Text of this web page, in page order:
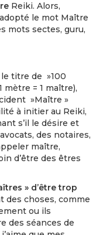
Reiki. Alors,
le mot Maître
mots sectes, guru,
le titre de »100
mètre = 1 maître),
»Maître »
à initier au Reiki,
s’il le désire et
des notaires,
maître,
d’être des êtres
» d’être trop
des choses, comme
ou ils
des séances de